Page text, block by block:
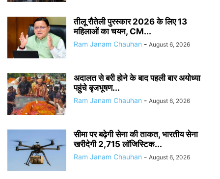
तीलू रौतेली पुरस्कार 2026 के लिए 13
महिलाओं का चयन, CM...
Ram Janam Chauhan - August 6, 2026
अदालत से बरी होने के बाद पहली बार अयोध्या
पहुंचे बृजभूषण...
Ram Janam Chauhan - August 6, 2026
सीमा पर बढ़ेगी सेना की ताकत, भारतीय सेना
खरीदेगी 2,715 लॉजिस्टिक...
Ram Janam Chauhan - August 6, 2026